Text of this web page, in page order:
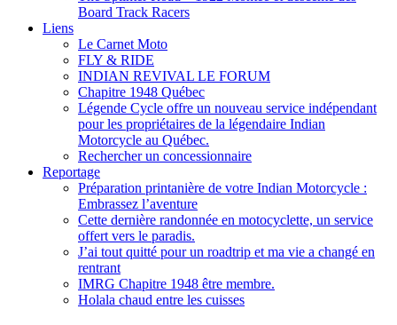
Board Track Racers
Liens
Le Carnet Moto
FLY & RIDE
INDIAN REVIVAL LE FORUM
Chapitre 1948 Québec
Légende Cycle offre un nouveau service indépendant
pour les propriétaires de la légendaire Indian
Motorcycle au Québec.
Rechercher un concessionnaire
Reportage
Préparation printanière de votre Indian Motorcycle :
Embrassez l’aventure
Cette dernière randonnée en motocyclette, un service
offert vers le paradis.
J’ai tout quitté pour un roadtrip et ma vie a changé en
rentrant
IMRG Chapitre 1948 être membre.
Holala chaud entre les cuisses